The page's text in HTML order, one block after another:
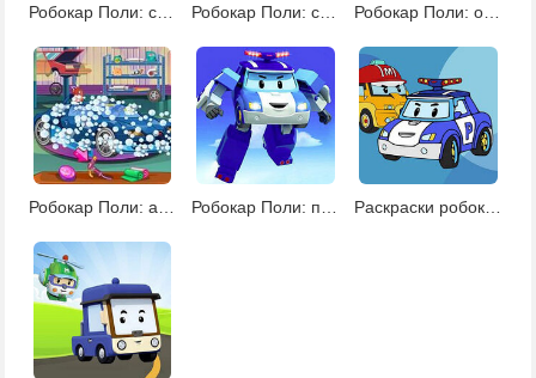
Робокар Поли: спасательные операции Робокар Поли: спасательные операции 2 Робокар Поли: операции по спасению 3
Робокар Поли: автомойка Робокар Поли: поиск звезд Раскраски робокар Поли